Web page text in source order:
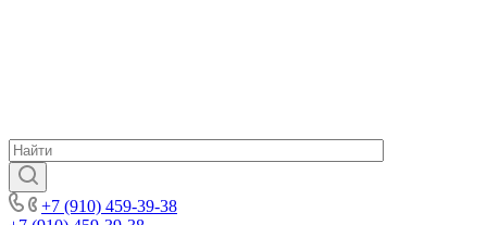
+7 (910) 459-39-38